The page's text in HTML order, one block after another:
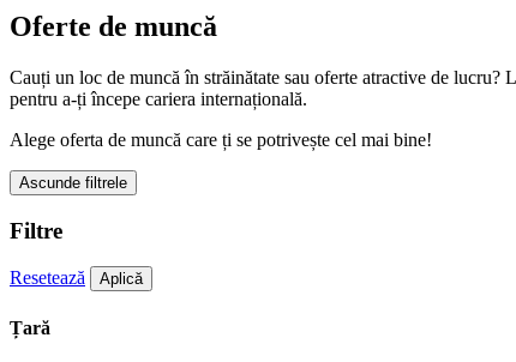
Oferte de muncă
Cauți un loc de muncă în străinătate sau oferte atractive de
pentru a-ți începe cariera internațională.
Alege oferta de muncă care ți se potrivește cel mai bine!
Ascunde filtrele
Filtre
Resetează Aplică
Țară